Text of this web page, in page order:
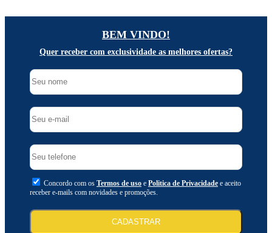
BEM VINDO!
Quer receber com exclusividade as melhores ofertas?
Concordo com os Termos de uso e Politica de Privacidade e aceito
receber e-mails com novidades e promoções.
CADASTRAR